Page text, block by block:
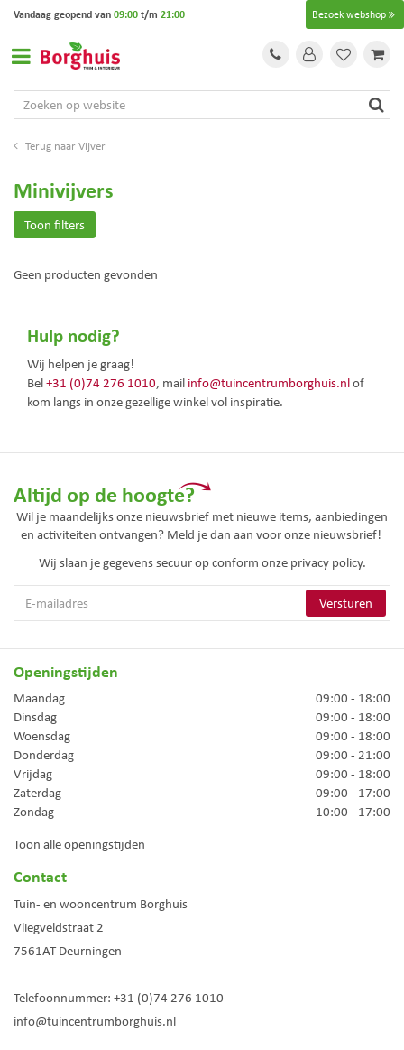
Vijver
Bezoek webshop
Vandaag geopend van09:00t/m 21:00
Minivijvers
Toon filters
Geen producten gevonden
Hulp nodig?
Wij helpen je graag!
Bel+31 (0)74 276 1010, mail info@tuincentrumborghuis.nlof
kom langs in onze gezellige winkel vol inspiratie.
Altijd op de hoogte?
Wil je maandelijks onze nieuwsbrief met nieuwe items, aanbiedingen
en activiteiten ontvangen? Meld je dan aan voor onze nieuwsbrief!
Wij slaan je gegevens secuur op conform onze privacy policy.
Openingstijden
Maandag
09:00 - 18:00
Dinsdag
09:00 - 18:00
Woensdag
09:00 - 18:00
Donderdag
09:00 - 21:00
Vrijdag
09:00 - 18:00
Zaterdag
09:00 - 17:00
Zondag
10:00 - 17:00
Toon alle openingstijden
Contact
Tuin- en wooncentrum Borghuis
Vliegveldstraat 2
7561AT Deurningen
Telefoonnummer: +31 (0)74 276 1010
info@tuincentrumborghuis.nl